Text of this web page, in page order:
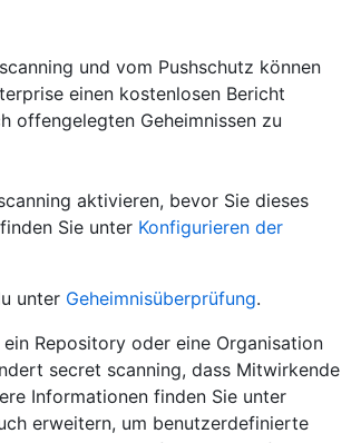
und vom Pushschutz können
einen kostenlosen Bericht
offengelegten Geheimnissen zu
aktivieren, bevor Sie dieses
Sie unter Konfigurieren der
unter Geheimnisüberprüfung.
Repository oder eine Organisation
secret scanning, dass Mitwirkende
Informationen finden Sie unter
erweitern, um benutzerdefinierte